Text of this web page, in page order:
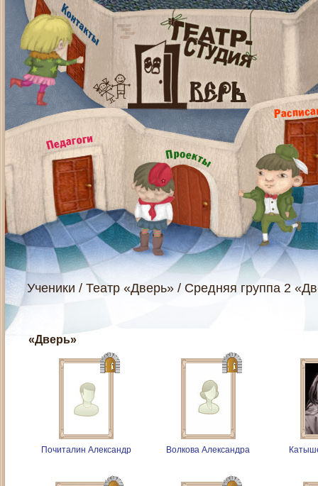
Ученики / Театр «Дверь» / Средняя группа 2
«Дверь»
Почиталин Александр Волкова Александра